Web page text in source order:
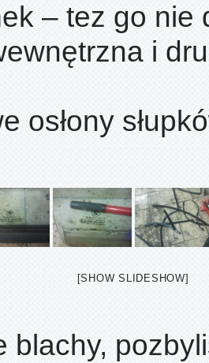
– tez go nie
i
osłony
[SHOW SLIDESHOW]
blachy,